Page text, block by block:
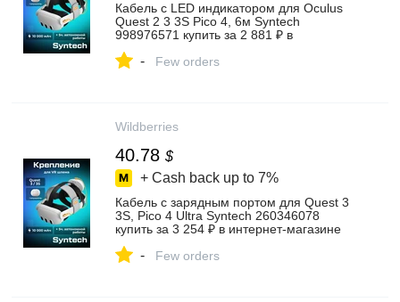
Кабель с LED индикатором для Oculus
Quest 2 3 3S Pico 4, 6м Syntech
998976571 купить за 2 881 ₽ в
- Few orders
Wildberries
40.78 $
+ Cash back up to 7%
Кабель с зарядным портом для Quest 3
3S, Pico 4 Ultra Syntech 260346078
купить за 3 254 ₽ в интернет‑магазине
- Few orders